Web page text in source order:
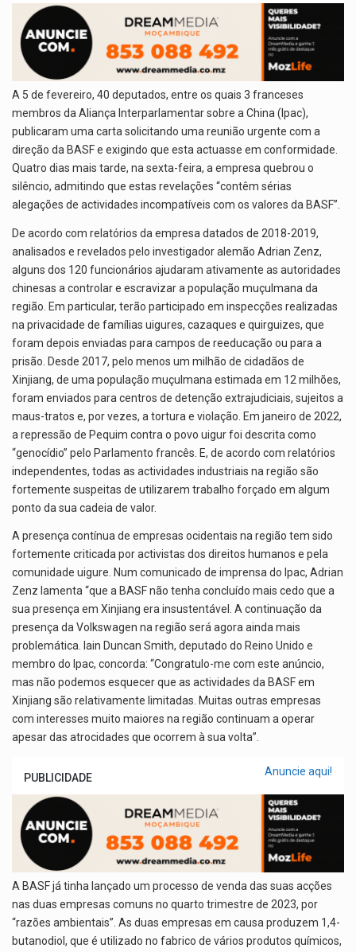
A 5 de fevereiro, 40 deputados, entre os quais 3 franceses
membros da Aliança Interparlamentar sobre a China (Ipac),
publicaram uma carta solicitando uma reunião urgente com a
direção da BASF e exigindo que esta actuasse em conformidade.
Quatro dias mais tarde, na sexta-feira, a empresa quebrou o
silêncio, admitindo que estas revelações “contêm sérias
alegações de actividades incompatíveis com os valores da BASF”.
De acordo com relatórios da empresa datados de 2018-2019,
analisados e revelados pelo investigador alemão Adrian Zenz,
alguns dos 120 funcionários ajudaram ativamente as autoridades
chinesas a controlar e escravizar a população muçulmana da
região. Em particular, terão participado em inspecções realizadas
na privacidade de famílias uigures, cazaques e quirguizes, que
foram depois enviadas para campos de reeducação ou para a
prisão. Desde 2017, pelo menos um milhão de cidadãos de
Xinjiang, de uma população muçulmana estimada em 12 milhões,
foram enviados para centros de detenção extrajudiciais, sujeitos a
maus-tratos e, por vezes, a tortura e violação. Em janeiro de 2022,
a repressão de Pequim contra o povo uigur foi descrita como
“genocídio” pelo Parlamento francês. E, de acordo com relatórios
independentes, todas as actividades industriais na região são
fortemente suspeitas de utilizarem trabalho forçado em algum
ponto da sua cadeia de valor.
A presença contínua de empresas ocidentais na região tem sido
fortemente criticada por activistas dos direitos humanos e pela
comunidade uigure. Num comunicado de imprensa do Ipac, Adrian
Zenz lamenta “que a BASF não tenha concluído mais cedo que a
sua presença em Xinjiang era insustentável. A continuação da
presença da Volkswagen na região será agora ainda mais
problemática. Iain Duncan Smith, deputado do Reino Unido e
membro do Ipac, concorda: “Congratulo-me com este anúncio,
mas não podemos esquecer que as actividades da BASF em
Xinjiang são relativamente limitadas. Muitas outras empresas
com interesses muito maiores na região continuam a operar
apesar das atrocidades que ocorrem à sua volta”.
PUBLICIDADE Anuncie aqui!
A BASF já tinha lançado um processo de venda das suas acções
nas duas empresas comuns no quarto trimestre de 2023, por
“razões ambientais”. As duas empresas em causa produzem 1,4-
butanodiol, que é utilizado no fabrico de vários produtos químicos,